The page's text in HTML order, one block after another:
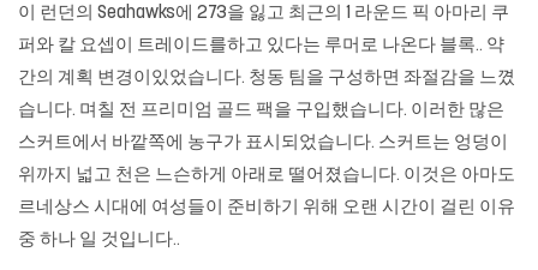
이 런던의 Seahawks에 273을 잃고 최근의 1 라운드 픽 아마리 쿠
퍼와 칼 요셉이 트레이드를하고 있다는 루머로 나온다 블록.. 약
간의 계획 변경이있었습니다. 청동 팀을 구성하면 좌절감을 느꼈
습니다. 며칠 전 프리미엄 골드 팩을 구입했습니다. 이러한 많은
스커트에서 바깥쪽에 농구가 표시되었습니다. 스커트는 엉덩이
위까지 넓고 천은 느슨하게 아래로 떨어졌습니다. 이것은 아마도
르네상스 시대에 여성들이 준비하기 위해 오랜 시간이 걸린 이유
중 하나 일 것입니다..